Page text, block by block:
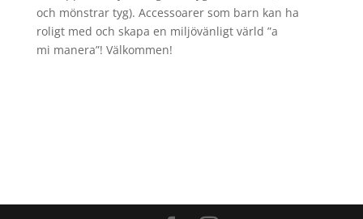
och mönstrar tyg). Accessoarer som barn kan ha
roligt med och skapa en miljövänligt värld ”a
mi manera”! Välkommen!